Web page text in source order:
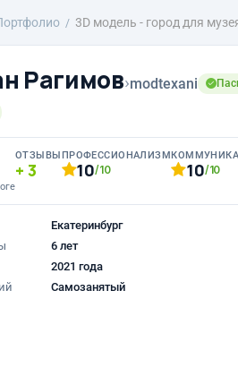
3D модель - город для
Рагимов›modtexani
ОТЗЫВЫ
3
ПРОФЕССИОНАЛИЗМ
10/10 10/10
Екатеринбург
6 лет
2021 года
Самозанятый